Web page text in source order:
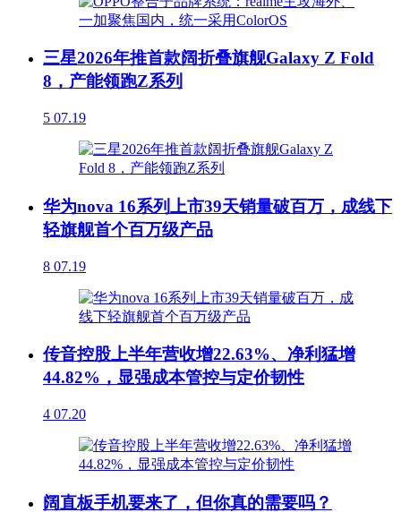
三星2026年推首款阔折叠旗舰Galaxy Z Fold
8，产能领跑Z系列
5 07.19
华为nova 16系列上市39天销量破百万，成线下
轻旗舰首个百万级产品
8 07.19
传音控股上半年营收增22.63%、净利猛增
44.82%，显强成本管控与定价韧性
4 07.20
阔直板手机要来了，但你真的需要吗？